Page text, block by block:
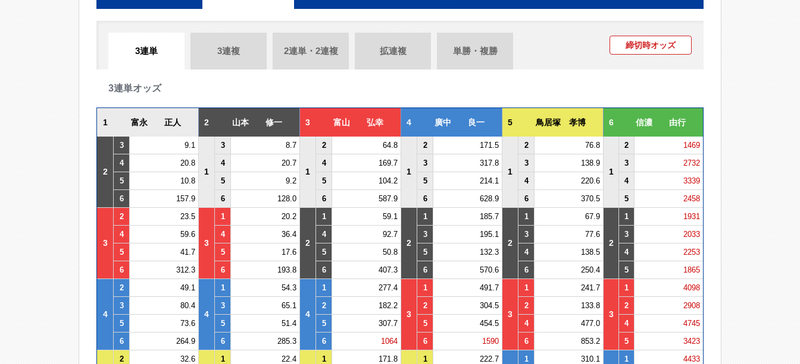
3連単 3連複 2連単・2連複 拡連複 単勝・複勝
締切時オッズ
3連単オッズ
1 富永 正人 2 山本 修一 3 富山 弘幸 4 廣中 良一 5 鳥居塚 孝博 6 信濃 由行
2
3 9.1
1
3 8.7
1
2 64.8
1
2 171.5
1
2 76.8
1
2
1469
4
20.8 4 20.7 4 169.7 3 317.8 3 138.9 3
2732
5
10.8 5 9.2 5 104.2 5 214.1 4 220.6 4
3339
6
157.9 6 128.0 6 587.9 6 628.9 6 370.5 5 2458
3
2 23.5
3
1 20.2
2
1 59.1
2
1 185.7
2
1 67.9
2
1
1931
4
59.6 4 36.4 4 92.7 3 195.1 3 77.6 3
2033
5
41.7 5 17.6 5 50.8 5 132.3 4 138.5 4
2253
6
312.3 6 193.8 6 407.3 6 570.6 6 250.4 5 1865
4
2 49.1
4
1 54.3
4
1 277.4
3
1 491.7
3
1 241.7
3
1
4098
3
80.4 3 65.1 2 182.2 2 304.5 2 133.8 2
2908
5
73.6 5 51.4 5 307.7 5 454.5 4 477.0 4
4745
6
264.9 6 285.3 6 1064 6 1590 6 853.2 5 3423
2 32.6 1 22.4 1 171.8 1 222.7 1 310.1 1
4433